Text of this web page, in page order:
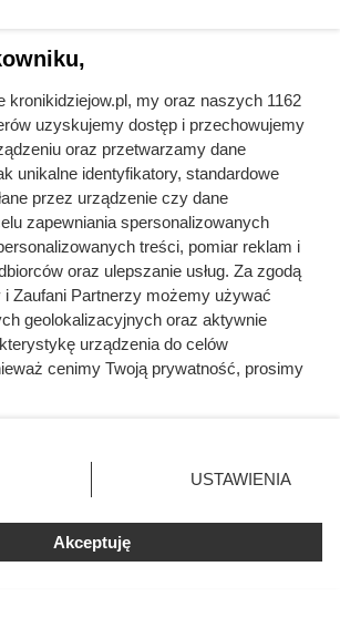
kronikidziejow.pl, my oraz naszych 1162
uzyskujemy dostęp i przechowujemy
oraz przetwarzamy dane
unikalne identyfikatory, standardowe
przez urządzenie czy dane
zapewniania spersonalizowanych
treści, pomiar reklam i
oraz ulepszanie usług. Za zgodą
Zaufani Partnerzy możemy używać
geolokalizacyjnych oraz aktywnie
urządzenia do celów
cenimy Twoją prywatność, prosimy
się w lewym dolnym rogu strony
przetwarzania danych nie wymagają
ale masz prawo sprzeciwić się
Preferencje będą miały
na tej witrynie.
USTAWIENIA
Akceptuję